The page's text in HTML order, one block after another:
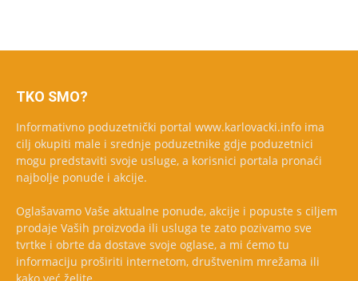
TKO SMO?
Informativno poduzetnički portal www.karlovacki.info ima
cilj okupiti male i srednje poduzetnike gdje poduzetnici
mogu predstaviti svoje usluge, a korisnici portala pronaći
najbolje ponude i akcije.
Oglašavamo Vaše aktualne ponude, akcije i popuste s ciljem
prodaje Vaših proizvoda ili usluga te zato pozivamo sve
tvrtke i obrte da dostave svoje oglase, a mi ćemo tu
informaciju proširiti internetom, društvenim mrežama ili